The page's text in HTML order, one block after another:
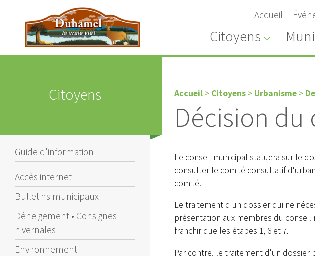
Accueil
Citoyens
Citoyens
Guide d'information
Accès internet
Bulletins municipaux
Déneigement • Consignes
hivernales
Environnement
Accueil > Citoyens > Urbanisme >
Décision du
Le conseil municipal statuera sur le
consulter le comité consultatif
comité.
Le traitement d'un dossier qui ne
présentation aux membres du
franchir que les étapes 1, 6 et 7.
Par contre, le traitement d'un dossier